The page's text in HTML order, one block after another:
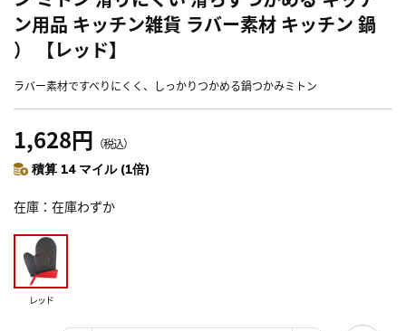
ン用品 キッチン雑貨 ラバー素材 キッチン 鍋
） 【レッド】
ラバー素材ですべりにくく、しっかりつかめる鍋つかみミトン
1,628円 （税込）
積算 14 マイル (1倍)
在庫 在庫わずか
レッド